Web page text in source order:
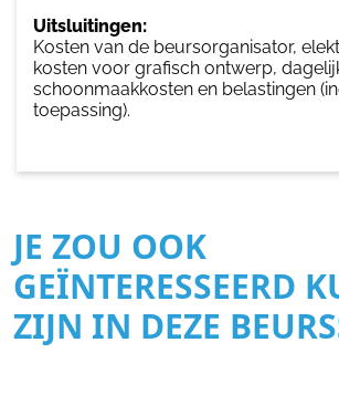
Uitsluitingen:
Kosten van de beursorganisator,
kosten voor grafisch ontwerp,
schoonmaakkosten en belastingen
toepassing).
JE ZOU OOK
GEÏNTERESSEERD
ZIJN IN DEZE